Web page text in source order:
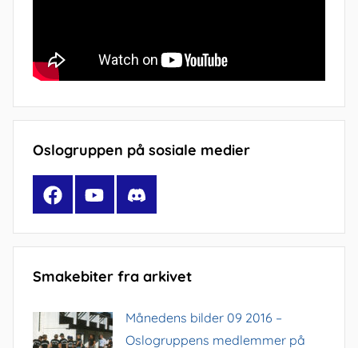
Oslogruppen på sosiale medier
FacebookYouTubeDiscord
Smakebiter fra arkivet
Månedens bilder 09 2016 –
Oslogruppens medlemmer på